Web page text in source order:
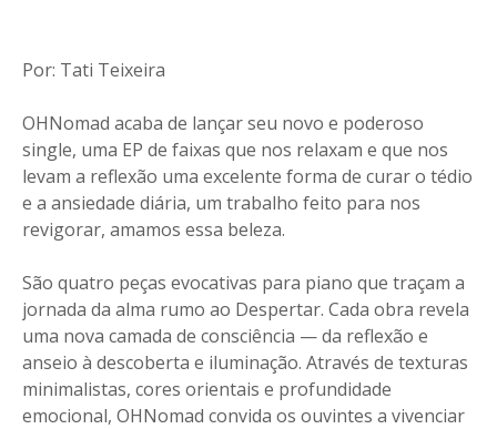
Por: Tati Teixeira
OHNomad acaba de lançar seu novo e poderoso
single, uma EP de faixas que nos relaxam e que nos
levam a reflexão uma excelente forma de curar o tédio
e a ansiedade diária, um trabalho feito para nos
revigorar, amamos essa beleza.
São quatro peças evocativas para piano que traçam a
jornada da alma rumo ao Despertar. Cada obra revela
uma nova camada de consciência — da reflexão e
anseio à descoberta e iluminação. Através de texturas
minimalistas, cores orientais e profundidade
emocional, OHNomad convida os ouvintes a vivenciar